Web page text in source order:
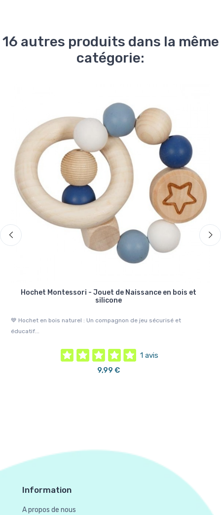
16 autres produits dans la même
catégorie:
Hochet Montessori - Jouet de Naissance en bois et
silicone
💙 Hochet en bois naturel : Un compagnon de jeu sécurisé et
éducatif...
1 avis
9,99 €
Information
A propos de nous